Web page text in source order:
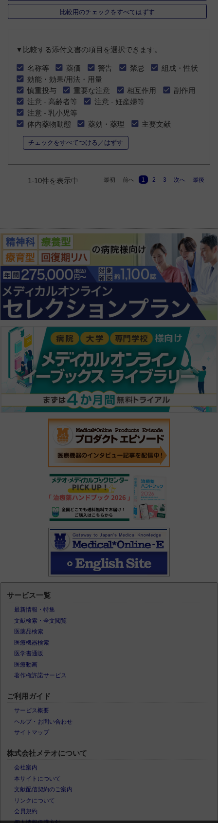
比較用のチェックをすべてはずす
▼比較する添付文書の項目を選択できます。
名称等 薬価 警告 禁忌
組成・性状
効能・効果/用法・用量
慎重投与
重要な注意 相互作用
副作用
注意 - 高齢者等
注意 - 妊産婦等
注意 - 乳小児等
体内薬物動態
薬効・薬理 主要文献
チェックをすべてつける／はずす
1-10件を表示中 最初 前へ 1 2 3 次へ 最後
サービス一覧
最新情報・特集
文献検索・全文閲覧
医薬品検索
医療機器検索
医学書通販
医療動画
著作権許諾サービス
ご利用ガイド
サービス概要
ヘルプ・お問い合わせ
サイトマップ
株式会社メテオについて
会社案内
本サイトについて
文献配信契約のご案内
リンクについて
会員規約